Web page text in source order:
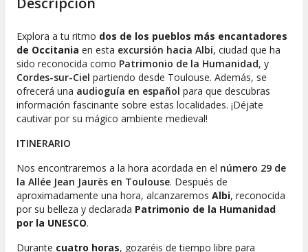
Explora a tu ritmo dos de los pueblos más encantadores
de Occitania en esta excursión hacia Albi, ciudad que ha
sido reconocida como Patrimonio de la Humanidad, y
Cordes-sur-Ciel partiendo desde Toulouse. Además, se
ofrecerá una audioguía en español para que descubras
información fascinante sobre estas localidades. ¡Déjate
cautivar por su mágico ambiente medieval!
ITINERARIO
Nos encontraremos a la hora acordada en el número 29 de
la Allée Jean Jaurès en Toulouse. Después de
aproximadamente una hora, alcanzaremos Albi, reconocida
por su belleza y declarada Patrimonio de la Humanidad
por la UNESCO.
Durante cuatro horas, gozaréis de tiempo libre para